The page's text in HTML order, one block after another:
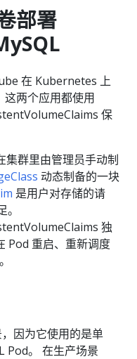
部署
在 Kubernetes 上
两个应用都使用
保
集群里由管理员手动制
动态制备的一块
是用户对存储的请
独
Pod 重启、重新调度
因为它使用的是单
Pod。 在生产场景